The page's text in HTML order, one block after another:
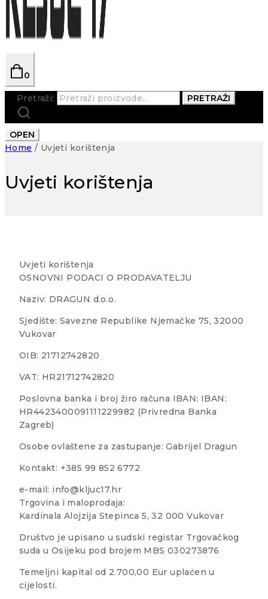
0
Pretraži: PRETRAŽI
OPEN
Home / Uvjeti korištenja
Uvjeti korištenja
Uvjeti korištenja
OSNOVNI PODACI O PRODAVATELJU
Naziv: DRAGUN d.o.o.
Sjedište: Savezne Republike Njemačke 75, 32000
Vukovar
OIB: 21712742820
VAT: HR21712742820
Poslovna banka i broj žiro računa IBAN: IBAN:
HR4423400091111229982 (Privredna Banka
Zagreb)
Osobe ovlaštene za zastupanje: Gabrijel Dragun
Kontakt: +385 99 852 6772
e-mail: info@kljuc17.hr
Trgovina i maloprodaja:
Kardinala Alojzija Stepinca 5, 32 000 Vukovar
Društvo je upisano u sudski registar Trgovačkog
suda u Osijeku pod brojem MBS 030273876
Temeljni kapital od 2.700,00 Eur uplaćen u
cijelosti.